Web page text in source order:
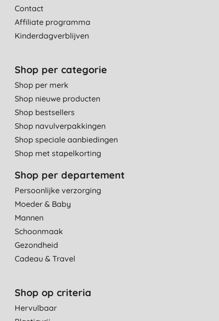
Contact
Affiliate programma
Kinderdagverblijven
Shop per categorie
Shop per merk
Shop nieuwe producten
Shop bestsellers
Shop navulverpakkingen
Shop speciale aanbiedingen
Shop met stapelkorting
Shop per departement
Persoonlijke verzorging
Moeder & Baby
Mannen
Schoonmaak
Gezondheid
Cadeau & Travel
Shop op criteria
Hervulbaar